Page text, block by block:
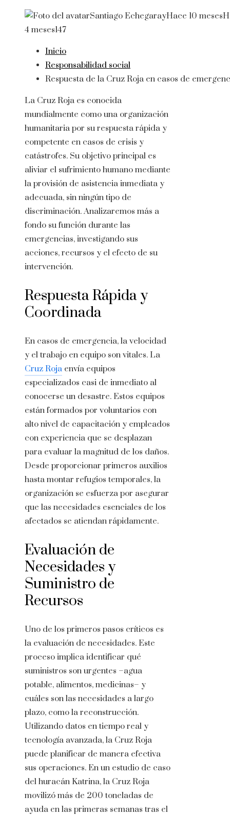
Santiago EchegarayHace 10 meses
4 meses147
Inicio
Responsabilidad social
Respuesta de la Cruz Roja en casos de
La Cruz Roja es conocida
mundialmente como una organización
humanitaria por su respuesta rápida y
competente en casos de crisis y
catástrofes. Su objetivo principal es
aliviar el sufrimiento humano mediante
la provisión de asistencia inmediata y
adecuada, sin ningún tipo de
discriminación. Analizaremos más a
fondo su función durante las
emergencias, investigando sus
acciones, recursos y el efecto de su
intervención.
Respuesta Rápida y
Coordinada
En casos de emergencia, la velocidad
y el trabajo en equipo son vitales. La
Cruz Roja envía equipos
especializados casi de inmediato al
conocerse un desastre. Estos equipos
están formados por voluntarios con
alto nivel de capacitación y empleados
con experiencia que se desplazan
para evaluar la magnitud de los daños.
Desde proporcionar primeros auxilios
hasta montar refugios temporales, la
organización se esfuerza por asegurar
que las necesidades esenciales de los
afectados se atiendan rápidamente.
Evaluación de
Necesidades y
Suministro de
Recursos
Uno de los primeros pasos críticos es
la evaluación de necesidades. Este
proceso implica identificar qué
suministros son urgentes –agua
potable, alimentos, medicinas– y
cuáles son las necesidades a largo
plazo, como la reconstrucción.
Utilizando datos en tiempo real y
tecnología avanzada, la Cruz Roja
puede planificar de manera efectiva
sus operaciones. En un estudio de caso
del huracán Katrina, la Cruz Roja
movilizó más de 200 toneladas de
ayuda en las primeras semanas tras el